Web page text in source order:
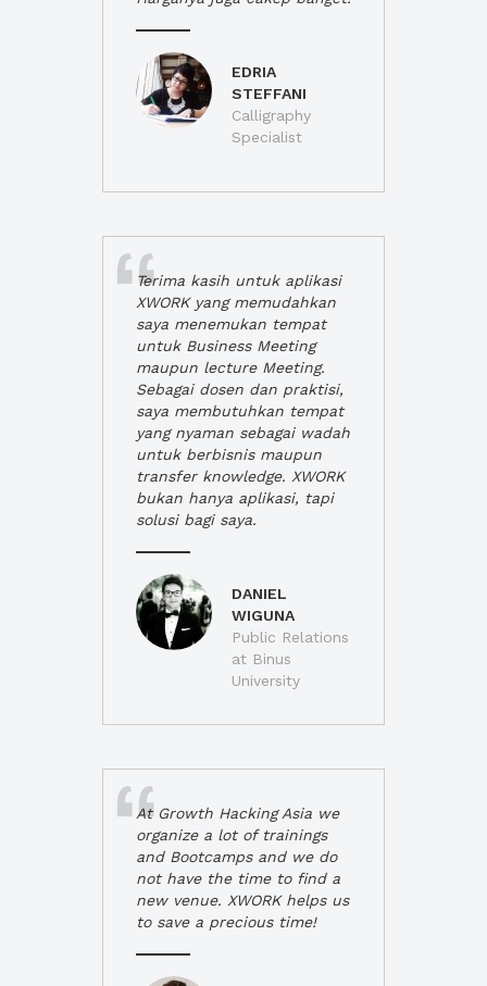
EDRIA
STEFFANI
Calligraphy
Specialist
Terima kasih untuk aplikasi
XWORK yang memudahkan
saya menemukan tempat
untuk Business Meeting
maupun lecture Meeting.
Sebagai dosen dan praktisi,
saya membutuhkan tempat
yang nyaman sebagai wadah
untuk berbisnis maupun
transfer knowledge. XWORK
bukan hanya aplikasi, tapi
solusi bagi saya.
DANIEL
WIGUNA
Public Relations
at Binus
University
At Growth Hacking Asia we
organize a lot of trainings
and Bootcamps and we do
not have the time to find a
new venue. XWORK helps us
to save a precious time!